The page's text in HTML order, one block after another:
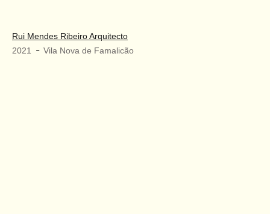
Rui Mendes Ribeiro Arquitecto
2021
- Vila Nova de Famalicão